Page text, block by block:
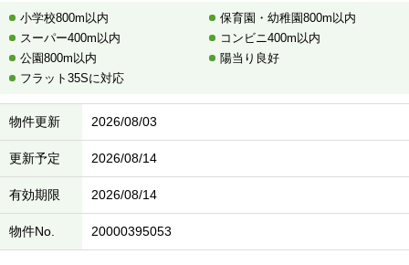
小学校800m以内
保育園・幼稚園800m以内
スーパー400m以内
コンビニ400m以内
公園800m以内
陽当り良好
フラット35Sに対応
物件更新 2026/08/03
更新予定 2026/08/14
有効期限 2026/08/14
物件No. 20000395053